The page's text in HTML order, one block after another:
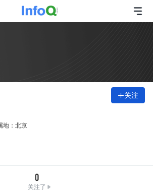
关注
地：北京
0
关注了